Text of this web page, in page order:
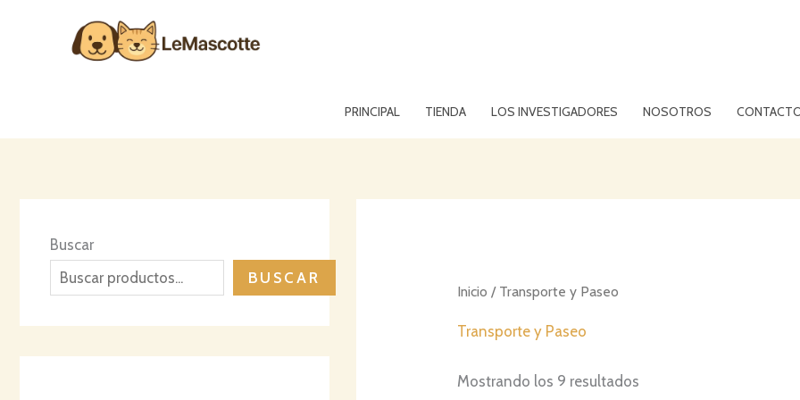
PRINCIPAL TIENDA LOS INVESTIGADORES NOSOTROS
Buscar
BUSCAR
Inicio / Transporte y Paseo
Transporte y Paseo
Mostrando los 9 resultados